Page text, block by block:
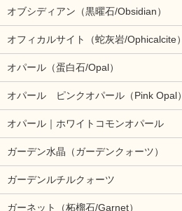
オブシディアン（黒曜石/Obsidian）
オフィカルサイト（蛇灰岩/Ophicalcite）
オパール（蛋白石/Opal）
オパール ピンクオパール（Pink Opal）
オパール｜ホワイトコモンオパール
ガーデン水晶（ガーデンクォーツ）
ガーデンルチルクォーツ
ガーネット（柘榴石/Garnet）